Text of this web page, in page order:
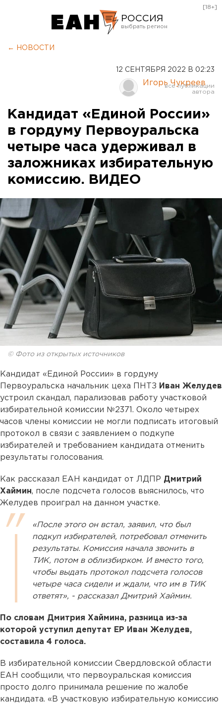
РОССИЯ
Курган
Оренбург
[18+]
← НОВОСТИ
12 СЕНТЯБРЯ 2022 В 02:23
Игорь Чукреев
Кандидат «Единой России»
в гордуму Первоуральска
четыре часа удерживал в
заложниках избирательную
комиссию. ВИДЕО
© Фото из открытых источников
Кандидат «Единой России» в гордуму
Первоуральска начальник цеха ПНТЗ Иван Желудев
устроил скандал, парализовав работу участковой
избирательной комиссии №2371. Около четырех
часов члены комиссии не могли подписать итоговый
протокол в связи с заявлением о подкупе
избирателей и требованием кандидата отменить
результаты голосования.
Как рассказал ЕАН кандидат от ЛДПР Дмитрий
Хаймин, после подсчета голосов выяснилось, что
Желудев проиграл на данном участке.
«После этого он встал, заявил, что был
подкуп избирателей, потребовал отменить
результаты. Комиссия начала звонить в
ТИК, потом в облизбирком. И вместо того,
чтобы выдать протокол подсчета голосов
четыре часа сидели и ждали, что им в ТИК
ответят», - рассказал Дмитрий Хаймин.
По словам Дмитрия Хаймина, разница из-за
которой уступил депутат ЕР Иван Желудев,
составила 4 голоса.
В избирательной комиссии Свердловской области
ЕАН сообщили, что первоуральская комиссия
просто долго принимала решение по жалобе
кандидата. «В участковую избирательную комиссию